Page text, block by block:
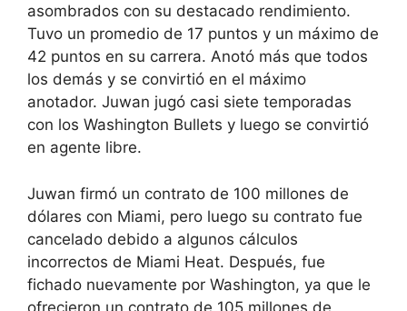
asombrados con su destacado rendimiento.
Tuvo un promedio de 17 puntos y un máximo de
42 puntos en su carrera. Anotó más que todos
los demás y se convirtió en el máximo
anotador. Juwan jugó casi siete temporadas
con los Washington Bullets y luego se convirtió
en agente libre.
Juwan firmó un contrato de 100 millones de
dólares con Miami, pero luego su contrato fue
cancelado debido a algunos cálculos
incorrectos de Miami Heat. Después, fue
fichado nuevamente por Washington, ya que le
ofrecieron un contrato de 105 millones de